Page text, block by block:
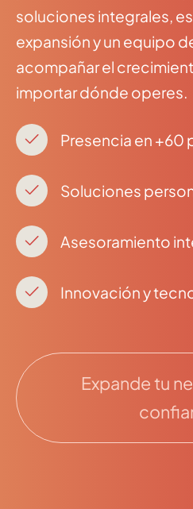
soluciones integrales,
expansión y un equipo
acompañar el
importar dónde operes.
Presencia en +60
Soluciones
Asesoramiento
Innovación y
Expande tu